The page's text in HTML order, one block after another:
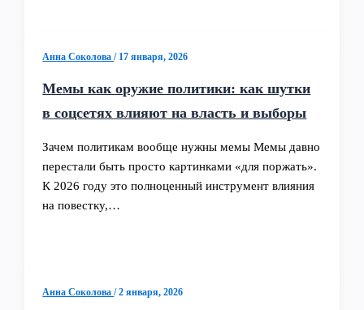
Анна Соколова/ 17 января, 2026
Мемы как оружие политики: как шутки
в соцсетях влияют на власть и выборы
Зачем политикам вообще нужны мемы Мемы давно
перестали быть просто картинками «для поржать».
К 2026 году это полноценный инструмент влияния
на повестку,…
Анна Соколова/2 января, 2026